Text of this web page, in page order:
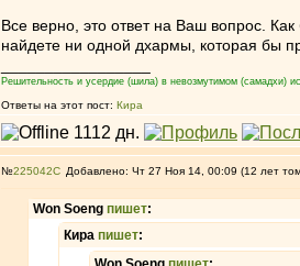
Все верно, это ответ на Ваш вопрос.
найдете ни одной дхармы, которая бы
Решительность и усердие (шила) в невозмутимом (самадхи)
Ответы на этот пост: Кира
№225042 Добавлено: Чт 27 Ноя 14, 00:09 (12 лет
Won Soeng пишет:
Кира пишет: